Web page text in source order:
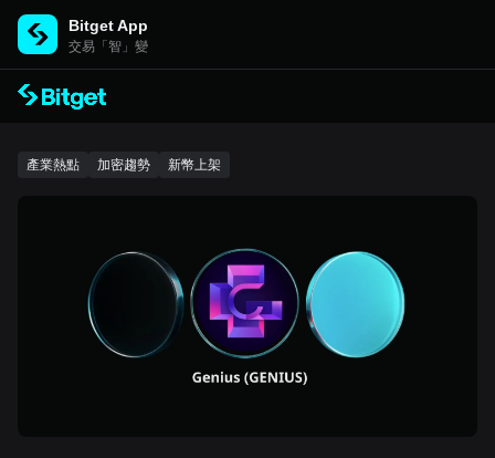
Bitget App
交易「智」變
產業熱點 加密趨勢 新幣上架